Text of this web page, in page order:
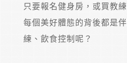
只要報名健身房，或買教
每個美好體態的背後都是
練、飲食控制呢？